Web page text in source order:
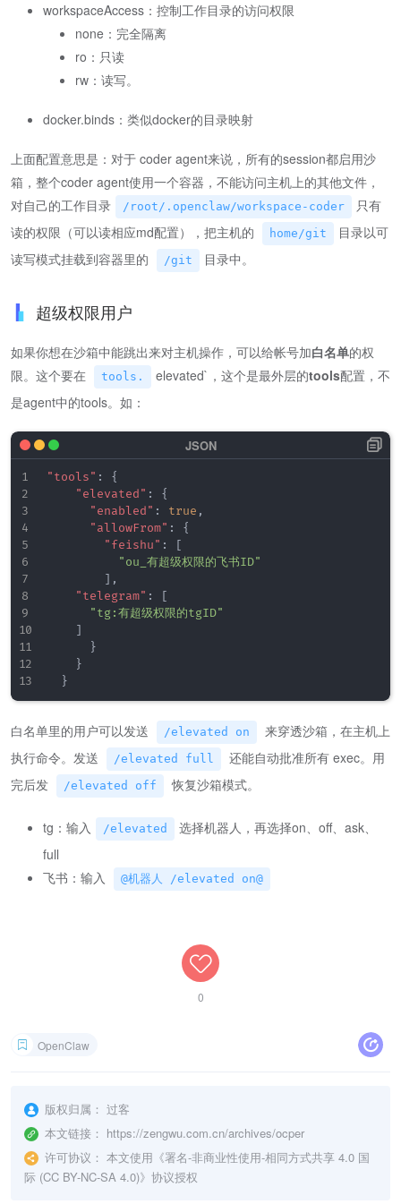
workspaceAccess：控制工作目录的访问权限
none：完全隔离
ro：只读
rw：读写。
docker.binds：类似docker的目录映射
上面配置意思是：对于 coder agent来说，所有的session都启用沙
箱，整个coder agent使用一个容器，不能访问主机上的其他文件，
对自己的工作目录
/root/.openclaw/workspace-coder
只有
读的权限（可以读相应md配置），把主机的
home/git
目录以可
读写模式挂载到容器里的
/git 目录中。
超级权限用户
如果你想在沙箱中能跳出来对主机操作，可以给帐号加白名单的权
限。这个要在
tools. elevated`，这个是最外层的tools配置，不
是agent中的tools。如：
"tools" :
{
"elevated" :
{
"enabled" : true ,
"allowFrom" :
{
"feishu" :
[
"ou_有超级权限的飞书ID"
] ,
"telegram" :
[
"tg:有超级权限的tgID"
]
}
}
}
白名单里的用户可以发送 /elevated on
来穿透沙箱，在主机上
执行命令。发送
/elevated full
还能自动批准所有 exec。用
完后发
/elevated off 恢复沙箱模式。
tg：输入 /elevated
选择机器人，再选择on、off、ask、
full
飞书：输入
@机器人 /elevated on@
0
OpenClaw
版权归属： 过客
本文链接： https://zengwu.com.cn/archives/ocper
许可协议： 本文使用《署名-非商业性使用-相同方式共享 4.0 国
际 (CC BY-NC-SA 4.0)》协议授权